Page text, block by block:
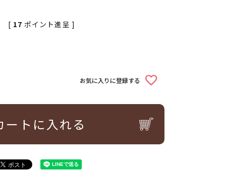
[ 17 ポイント進呈 ]
お気に入りに登録する
ートに入れる